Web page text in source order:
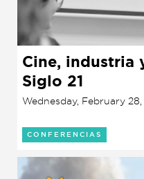
Cine, industria
Siglo 21
Wednesday, February 28,
CONFERENCIAS